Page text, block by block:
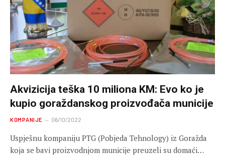
Akvizicija teška 10 miliona KM: Evo ko je
kupio goraždanskog proizvođača municije
KOMPANIJE 06/10/2022
Uspješnu kompaniju PTG (Pobjeda Tehnology) iz Goražda
koja se bavi proizvodnjom municije preuzeli su domaći…